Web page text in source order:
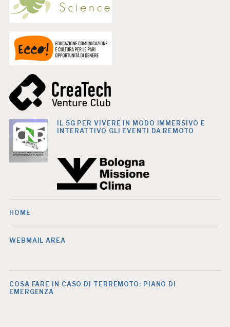
IL 5G PER VIVERE IN MODO IMMERSIVO E
INTERATTIVO GLI EVENTI DA REMOTO
HOME
WEBMAIL AREA
COSA FARE IN CASO DI TERREMOTO: PIANO DI
EMERGENZA